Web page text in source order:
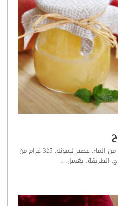
المقادير: 500 غرام تفاح. القليل من الماء. عصير ليمونة. 325 غرام من